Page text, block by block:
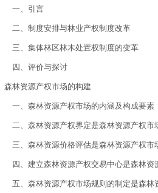
一、引言
二、制度安排与林业产权制度改革
三、集体林区林木处置权制度的变革
四、评价与探讨
森林资源产权市场的构建
一、森林资源产权市场的内涵及构成要素
二、森林资源产权界定是森林资源产权市
三、森林资源价格评估是森林资源产权市
四、建立森林资源产权交易中心是森林资
五、森林资源产权市场规则的制定是森林